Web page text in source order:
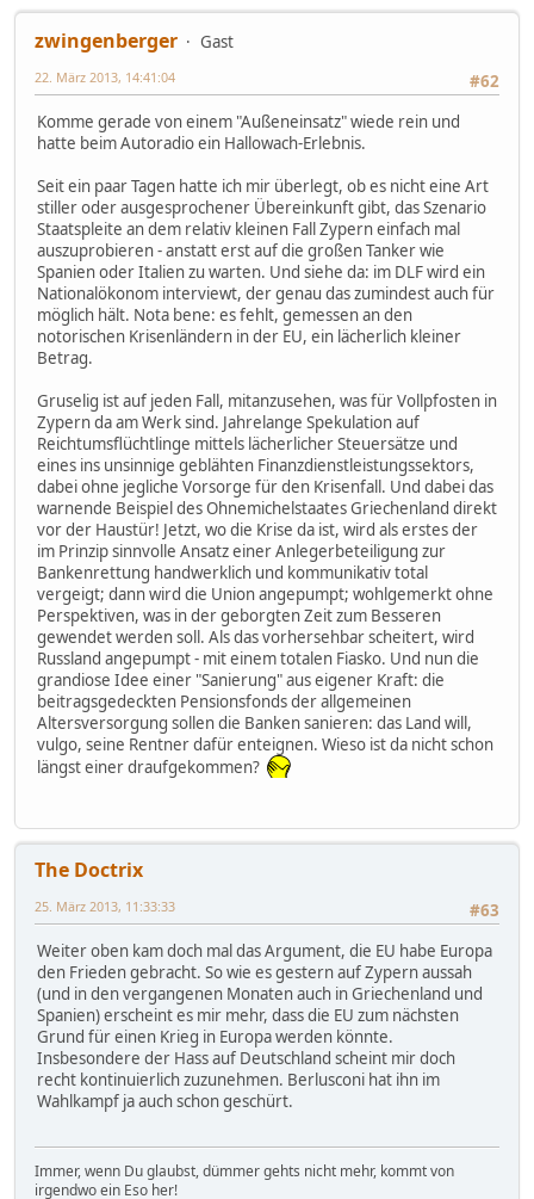
zwingenberger
Gast
#62
22. März 2013, 14:41:04
Komme gerade von einem "Außeneinsatz" wiede rein und
hatte beim Autoradio ein Hallowach-Erlebnis.
Seit ein paar Tagen hatte ich mir überlegt, ob es nicht eine Art
stiller oder ausgesprochener Übereinkunft gibt, das Szenario
Staatspleite an dem relativ kleinen Fall Zypern einfach mal
auszuprobieren - anstatt erst auf die großen Tanker wie
Spanien oder Italien zu warten. Und siehe da: im DLF wird ein
Nationalökonom interviewt, der genau das zumindest auch für
möglich hält. Nota bene: es fehlt, gemessen an den
notorischen Krisenländern in der EU, ein lächerlich kleiner
Betrag.
Gruselig ist auf jeden Fall, mitanzusehen, was für Vollpfosten in
Zypern da am Werk sind. Jahrelange Spekulation auf
Reichtumsflüchtlinge mittels lächerlicher Steuersätze und
eines ins unsinnige geblähten Finanzdienstleistungssektors,
dabei ohne jegliche Vorsorge für den Krisenfall. Und dabei das
warnende Beispiel des Ohnemichelstaates Griechenland direkt
vor der Haustür! Jetzt, wo die Krise da ist, wird als erstes der
im Prinzip sinnvolle Ansatz einer Anlegerbeteiligung zur
Bankenrettung handwerklich und kommunikativ total
vergeigt; dann wird die Union angepumpt; wohlgemerkt ohne
Perspektiven, was in der geborgten Zeit zum Besseren
gewendet werden soll. Als das vorhersehbar scheitert, wird
Russland angepumpt - mit einem totalen Fiasko. Und nun die
grandiose Idee einer "Sanierung" aus eigener Kraft: die
beitragsgedeckten Pensionsfonds der allgemeinen
Altersversorgung sollen die Banken sanieren: das Land will,
vulgo, seine Rentner dafür enteignen. Wieso ist da nicht schon
längst einer draufgekommen?
The Doctrix
#63
25. März 2013, 11:33:33
Weiter oben kam doch mal das Argument, die EU habe Europa
den Frieden gebracht. So wie es gestern auf Zypern aussah
(und in den vergangenen Monaten auch in Griechenland und
Spanien) erscheint es mir mehr, dass die EU zum nächsten
Grund für einen Krieg in Europa werden könnte.
Insbesondere der Hass auf Deutschland scheint mir doch
recht kontinuierlich zuzunehmen. Berlusconi hat ihn im
Wahlkampf ja auch schon geschürt.
Immer, wenn Du glaubst, dümmer gehts nicht mehr, kommt von
irgendwo ein Eso her!